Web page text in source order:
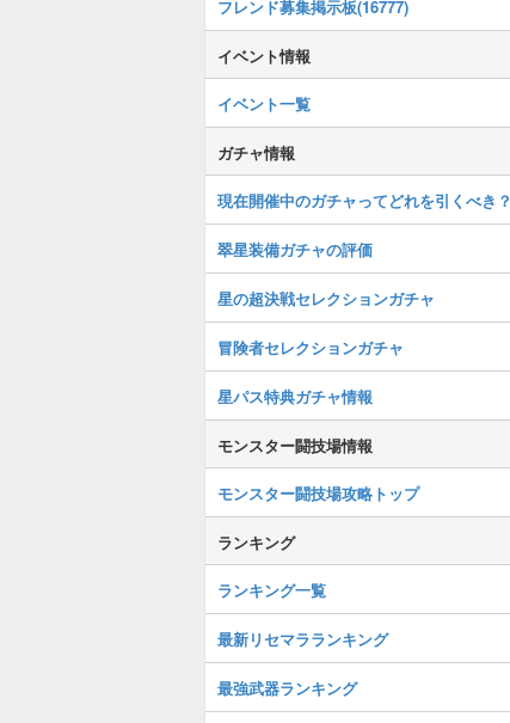
フレンド募集掲示板(16777)
イベント情報
イベント一覧
ガチャ情報
現在開催中のガチャってどれを引くべき？
翠星装備ガチャの評価
星の超決戦セレクションガチャ
冒険者セレクションガチャ
星パス特典ガチャ情報
モンスター闘技場情報
モンスター闘技場攻略トップ
ランキング
ランキング一覧
最新リセマラランキング
最強武器ランキング